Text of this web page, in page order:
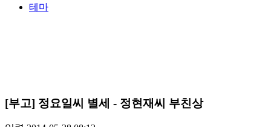
테마
[부고] 정요일씨 별세 - 정현재씨 부친상